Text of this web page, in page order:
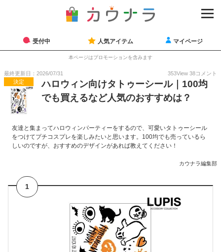
受付中 人気アイテム マイページ
本ページはプロモーションを含みます
最終更新日：2026/07/31 353View 38コメント
決定
ハロウィン向けタトゥーシール｜100均
でも買えるなど人気のおすすめは？
友達と集まってハロウィンパーティーをするので、可愛いタトゥーシール
をつけてプチコスプレを楽しみたいと思います。100均でも売っているら
しいのですが、おすすめのデザインがあれば教えてください！
カウナラ編集部
1